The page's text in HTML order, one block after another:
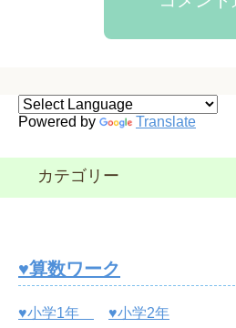
Powered by Translate
カテゴリー
♥算数ワーク
♥小学1年 ♥小学2年